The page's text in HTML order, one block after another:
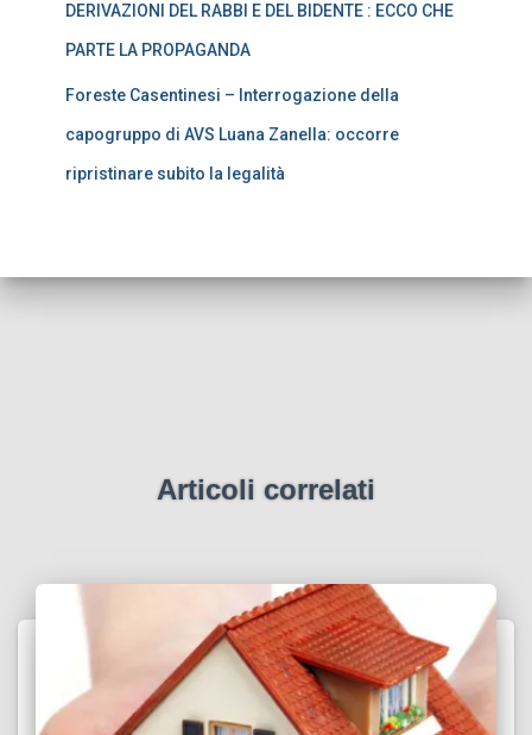
DERIVAZIONI DEL RABBI E DEL BIDENTE : ECCO CHE
PARTE LA PROPAGANDA
Foreste Casentinesi – Interrogazione della
capogruppo di AVS Luana Zanella: occorre
ripristinare subito la legalità
Articoli correlati